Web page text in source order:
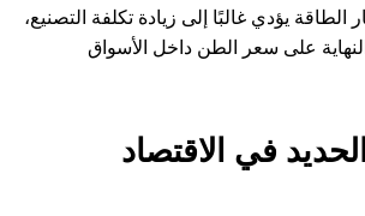
يؤدي غالبًا إلى زيادة تكلفة التصنيع،
على سعر الطن داخل الأسواق
في الاقتصاد